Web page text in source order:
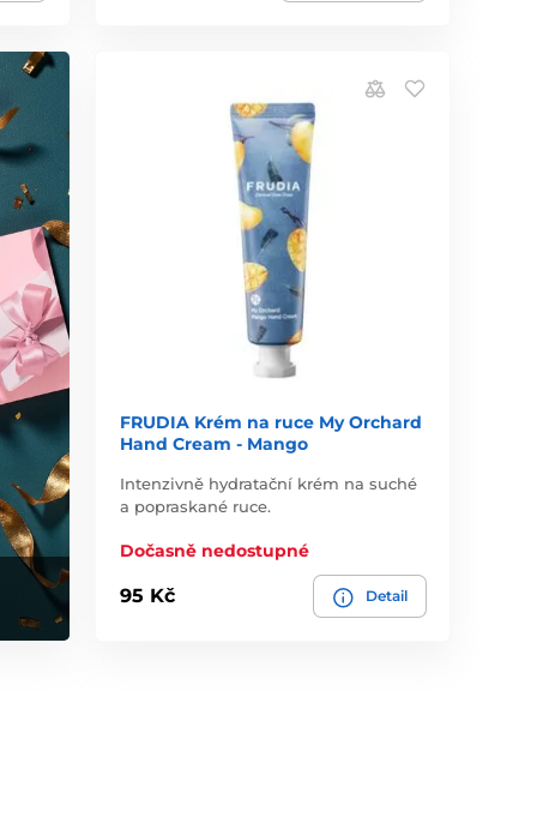
FRUDIA Krém na ruce My Orchard
Hand Cream - Mango
Intenzivně hydratační krém na suché
a popraskané ruce.
Dočasně nedostupné
95 Kč Detail